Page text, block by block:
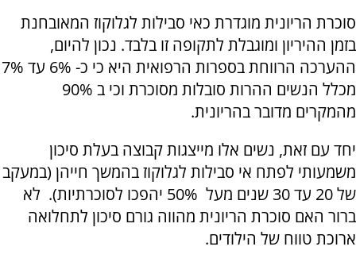
סוכרת הריונית מוגדרת כאי סבילות לגלוקוז המאובחנת
בזמן ההיריון ומוגבלת לתקופה זו בלבד. נכון להיום,
ההערכה הרווחת בספרות הרפואית היא כי כ- 6% עד 7%
מכלל הנשים ההרות סובלות מסוכרת וכי ב 90%
מהמקרים מדובר בהריונית.
יחד עם זאת, נשים אלו מייצגות קבוצה בעלת סיכון
משמעותי לפתח אי סבילות לגלוקוז בהמשך חייהן (במעקב
של 20 עד 30 שנים מעל 50% יהפכו לסוכרתיות). לא
ברור האם סוכרת הריונית מהווה גורם סיכון לתחלואה
ארוכת טווח של הילודים.